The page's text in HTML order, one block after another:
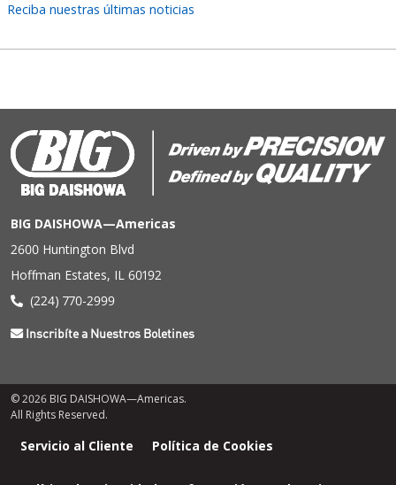
Reciba nuestras últimas noticias
BIG DAISHOWA—Americas
2600 Huntington Blvd
Hoffman Estates, IL 60192
(224) 770-2999
Inscribíte a Nuestros Boletines
© 2026 BIG DAISHOWA—Americas.
All Rights Reserved.
Servicio al Cliente Política de Cookies